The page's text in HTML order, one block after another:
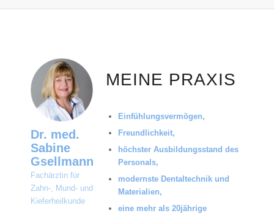
Dr. med.
Sabine
Gsellmann
Fachärztin für
Zahn-, Mund- und
Kieferheilkunde
MEINE PRAXIS
Einfühlungsvermögen,
Freundlichkeit,
höchster Ausbildungsstand des
Personals,
modernste Dentaltechnik und
Materialien,
eine mehr als 20jährige